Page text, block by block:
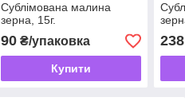
Сублімована малина
зерна, 15г.
90₴/упаковка
Купити
238